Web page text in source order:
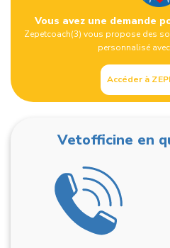
Vous avez une demande
Zepetcoach(3) vous propose des
personnalisé
Accéder à
Vetofficine en